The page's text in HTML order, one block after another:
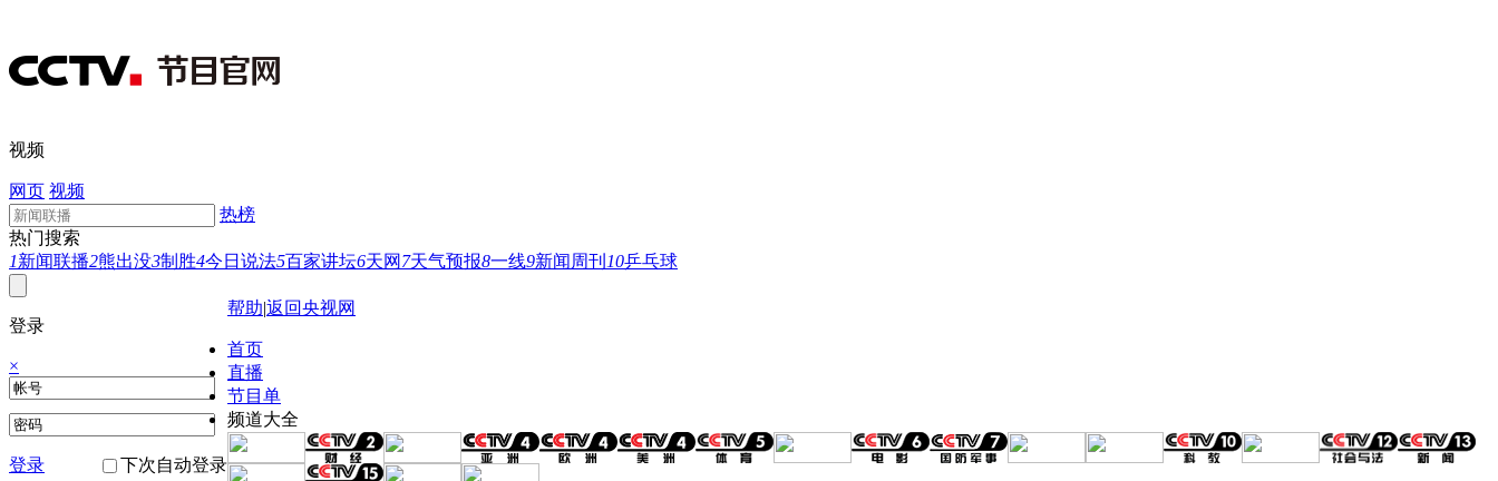
视频
网页 视频
热榜
热门搜索
1新闻联播2熊出没3制胜4今日说法5百家讲坛6天网 7天气预报8一线9新闻周刊 10乒乓球
登录
×
登录
下次自动登录
帮助|返回央视网
首页
直播
节目单
频道大全